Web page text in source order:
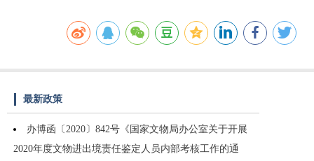
最新政策
办博函〔2020〕842号《国家文物局办公室关于开展
2020年度文物进出境责任鉴定人员内部考核工作的通